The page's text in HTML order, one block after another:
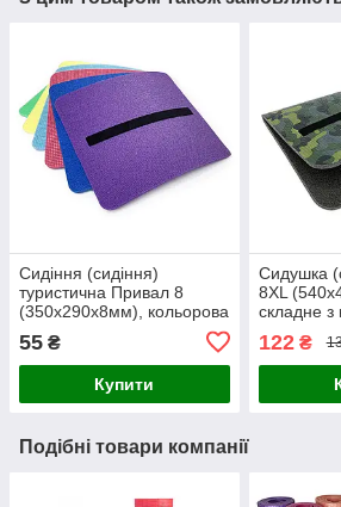
Сидіння (сидіння)
туристична Привал 8
(350х290х8мм), кольорова
55 ₴
Купити
Сидушка
8XL
складне з
122₴
Подібні товари компанії